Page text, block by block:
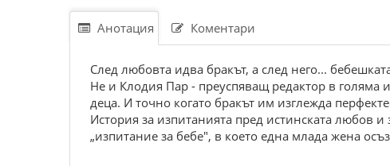
Анотация Коментари
След любовта идва бракът, а след него...
Не и Клодия Пар - преуспяващ редактор в голяма
деца. И точно когато бракът им изглежда
История за изпитанията пред истинската любов
„изпитание за бебе", в което една млада жена